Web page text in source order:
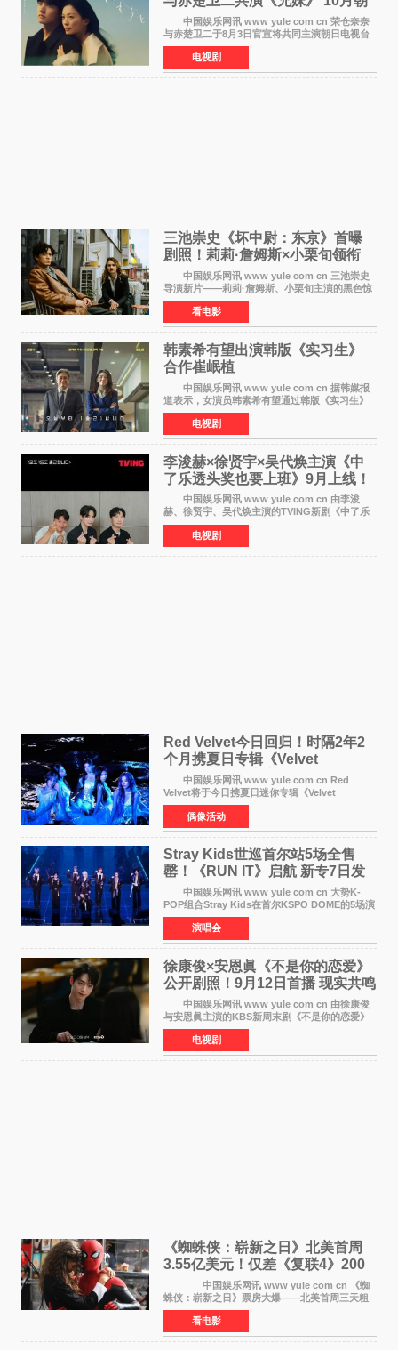
日新档开播
中国娱乐网讯 www yule com cn 荣仓奈奈
与赤楚卫二于8月3日官宣将共同主演朝日电视台
日剧《兄妹》（10月开播，每周六晚10点播
出）。这也是荣仓奈奈继TBS剧集《为了N》之
后，暌违12年再度担
电视剧
三池崇史《坏中尉：东京》首曝
剧照！莉莉·詹姆斯×小栗旬领衔
黑色惊悚再升级
中国娱乐网讯 www yule com cn 三池崇史
导演新片——莉莉·詹姆斯、小栗旬主演的黑色惊
悚电影《坏中尉：东京》首曝剧照。继阿贝尔·费
拉拉&times;哈威·凯特尔的1992年《坏中尉》和
沃纳·赫
看电影
韩素希有望出演韩版《实习生》
合作崔岷植
中国娱乐网讯 www yule com cn 据韩媒报
道表示，女演员韩素希有望通过韩版《实习生》
回归荧幕，合作前辈演员崔岷植。 根据消息
表示，演员韩素希目前已经结束了电视剧《Y计
划》的拍摄工
电视剧
李浚赫×徐贤宇×吴代焕主演《中
了乐透头奖也要上班》9月上线！
TVING先网后台
中国娱乐网讯 www yule com cn 由李浚
赫、徐贤宇、吴代焕主演的TVING新剧《中了乐
透头奖也要上班》定档9月10日播出，随后于9月
14日起登陆tvN月火档，实现先网后台双平台播出
模式。 本剧改
电视剧
Red Velvet今日回归！时隔2年2
个月携夏日专辑《Velvet
Summer》重启完整体活动
中国娱乐网讯 www yule com cn Red
Velvet将于今日携夏日迷你专辑《Velvet
Summer》时隔2年2个月重启完整体活动。这张
于8月3日发行的专辑，主打柔和成熟氛围的夏日
音乐，收录了成员们想着
偶像活动
Stray Kids世巡首尔站5场全售
罄！《RUN IT》启航 新专7日发
中国娱乐网讯 www yule com cn 大势K-
POP组合Stray Kids在首尔KSPO DOME的5场演
唱会全部售罄，为新世界巡演拉开序幕。据所属
社JYP娱乐透露，Stray Kids于上月25至26日、
29日及本月1至2日
演唱会
徐康俊×安恩眞《不是你的恋爱》
公开剧照！9月12日首播 现实共鸣
罗曼史来袭
中国娱乐网讯 www yule com cn 由徐康俊
与安恩眞主演的KBS新周末剧《不是你的恋爱》
于近日公开首波剧照，正式定档9月12日首
播。 剧照中，徐康俊与安恩眞并肩而坐，眼
神中流露出复杂而微
电视剧
《蜘蛛侠：崭新之日》北美首周
3.55亿美元！仅差《复联4》200
万 影史第二全球开画
中国娱乐网讯 www yule com cn 《蜘
蛛侠：崭新之日》票房大爆——北美首周三天粗
报3 55亿美元，仅比影史最高北美开画《复仇者
联盟4：终局之战》的3 571亿美元少200万出头，
精报调整后仍
看电影